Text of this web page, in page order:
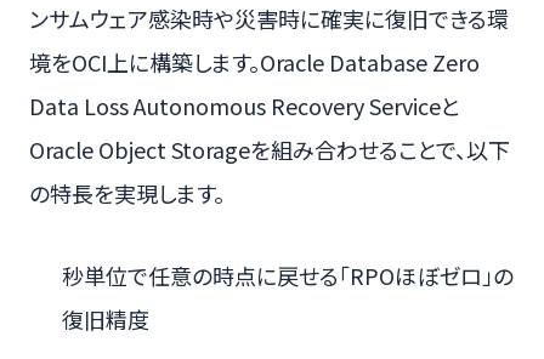
ンサムウェア感染時や災害時に確実に復旧できる環
境をOCI上に構築します。Oracle Database Zero
Data Loss Autonomous Recovery Serviceと
Oracle Object Storageを組み合わせることで、以下
の特長を実現します。
秒単位で任意の時点に戻せる「RPOほぼゼロ」の
復旧精度